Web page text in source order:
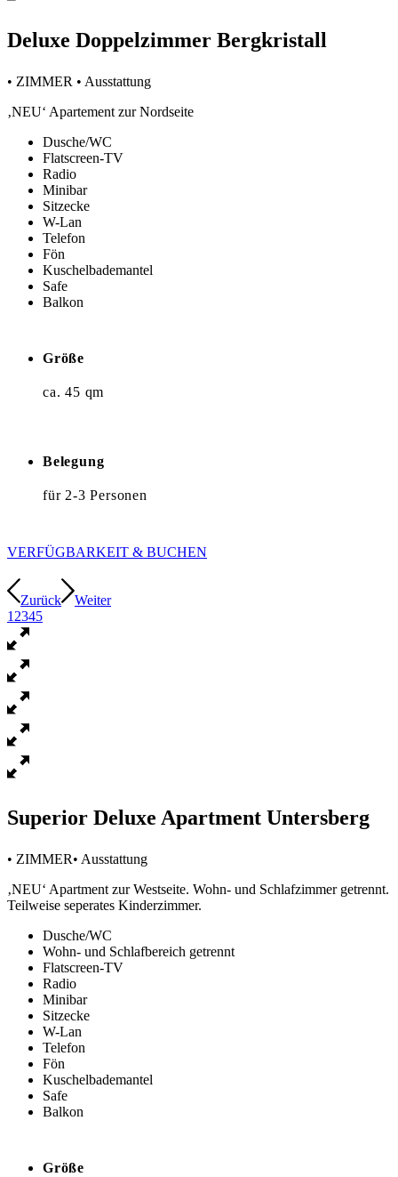
Deluxe Doppelzimmer Bergkristall
• ZIMMER • Ausstattung
‚NEU‘ Apartement zur Nordseite
Dusche/WC
Flatscreen-TV
Radio
Minibar
Sitzecke
W-Lan
Telefon
Fön
Kuschelbademantel
Safe
Balkon
Größe
ca. 45 qm
Belegung
für 2-3 Personen
VERFÜGBARKEIT & BUCHEN
Zurück
Weiter
1 2345
Superior Deluxe Apartment Untersberg
• ZIMMER• Ausstattung
‚NEU‘ Apartment zur Westseite. Wohn- und Schlafzimmer getrennt.
Teilweise seperates Kinderzimmer.
Dusche/WC
Wohn- und Schlafbereich getrennt
Flatscreen-TV
Radio
Minibar
Sitzecke
W-Lan
Telefon
Fön
Kuschelbademantel
Safe
Balkon
Größe